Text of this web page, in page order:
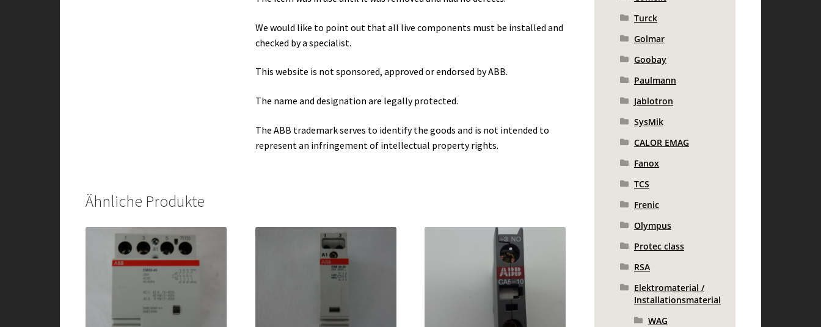
We would like to point out that all live components must be installed and
checked by a specialist.
This website is not sponsored, approved or endorsed by ABB.
The name and designation are legally protected.
The ABB trademark serves to identify the goods and is not intended to
represent an infringement of intellectual property rights.
Ähnliche Produkte
Turck
Golmar
Goobay
Paulmann
Jablotron
SysMik
CALOR EMAG
Fanox
TCS
Frenic
Olympus
Protec class
RSA
Elektromaterial /
Installationsmaterial
WAG